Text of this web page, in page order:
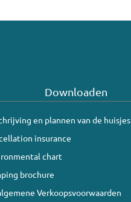
Downloaden
en plannen van de huisjes
insurance
chart
brochure
Verkoopsvoorwaarden